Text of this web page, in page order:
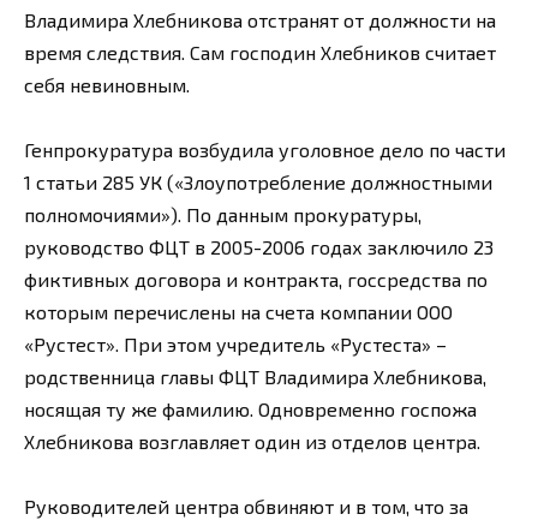
Владимира Хлебникова отстранят от должности на
время следствия. Сам господин Хлебников считает
себя невиновным.
Генпрокуратура возбудила уголовное дело по части
1 статьи 285 УК («Злоупотребление должностными
полномочиями»). По данным прокуратуры,
руководство ФЦТ в 2005-2006 годах заключило 23
фиктивных договора и контракта, госсредства по
которым перечислены на счета компании ООО
«Рустест». При этом учредитель «Рустеста» –
родственница главы ФЦТ Владимира Хлебникова,
носящая ту же фамилию. Одновременно госпожа
Хлебникова возглавляет один из отделов центра.
Руководителей центра обвиняют и в том, что за